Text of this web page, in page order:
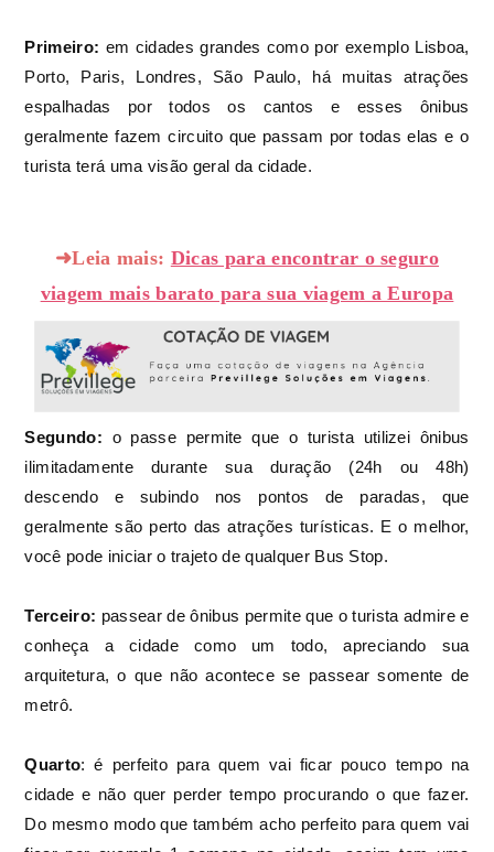
Primeiro: em cidades grandes como por exemplo Lisboa,
Porto, Paris, Londres, São Paulo, há muitas atrações
espalhadas por todos os cantos e esses ônibus
geralmente fazem circuito que passam por todas elas e o
turista terá uma visão geral da cidade.
➜Leia mais: Dicas para encontrar o seguro
viagem mais barato para sua viagem a Europa
Segundo: o passe permite que o turista utilizei ônibus
ilimitadamente durante sua duração (24h ou 48h)
descendo e subindo nos pontos de paradas, que
geralmente são perto das atrações turísticas. E o melhor,
você pode iniciar o trajeto de qualquer Bus Stop.
Terceiro: passear de ônibus permite que o turista admire e
conheça a cidade como um todo, apreciando sua
arquitetura, o que não acontece se passear somente de
metrô.
Quarto: é perfeito para quem vai ficar pouco tempo na
cidade e não quer perder tempo procurando o que fazer.
Do mesmo modo que também acho perfeito para quem vai